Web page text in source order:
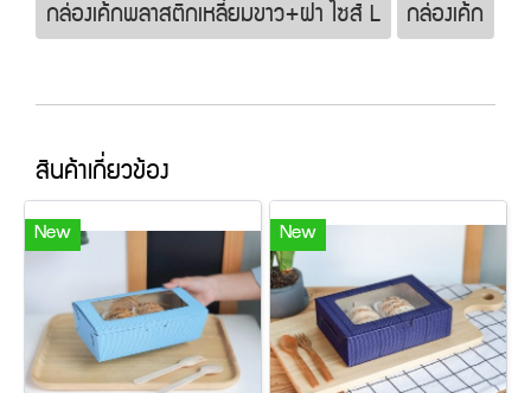
กล่องเค้กพลาสติกเหลี่ยมขาว+ฝา ไซส์ L กล่องเค้ก
สินค้าเกี่ยวข้อง
New New